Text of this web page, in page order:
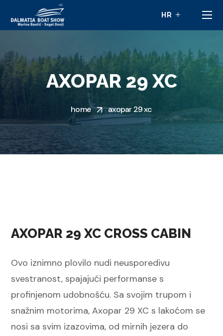
AXOPAR 29 XC
home axopar 29 xc
AXOPAR 29 XC CROSS CABIN
Ovo iznimno plovilo nudi neusporedivu
svestranost, spajajući performanse s
profinjenom udobnošću. Sa svojim trupom i
snažnim motorima, Axopar 29 XC s lakoćom se
nosi sa svim izazovima, od mirnih jezera do